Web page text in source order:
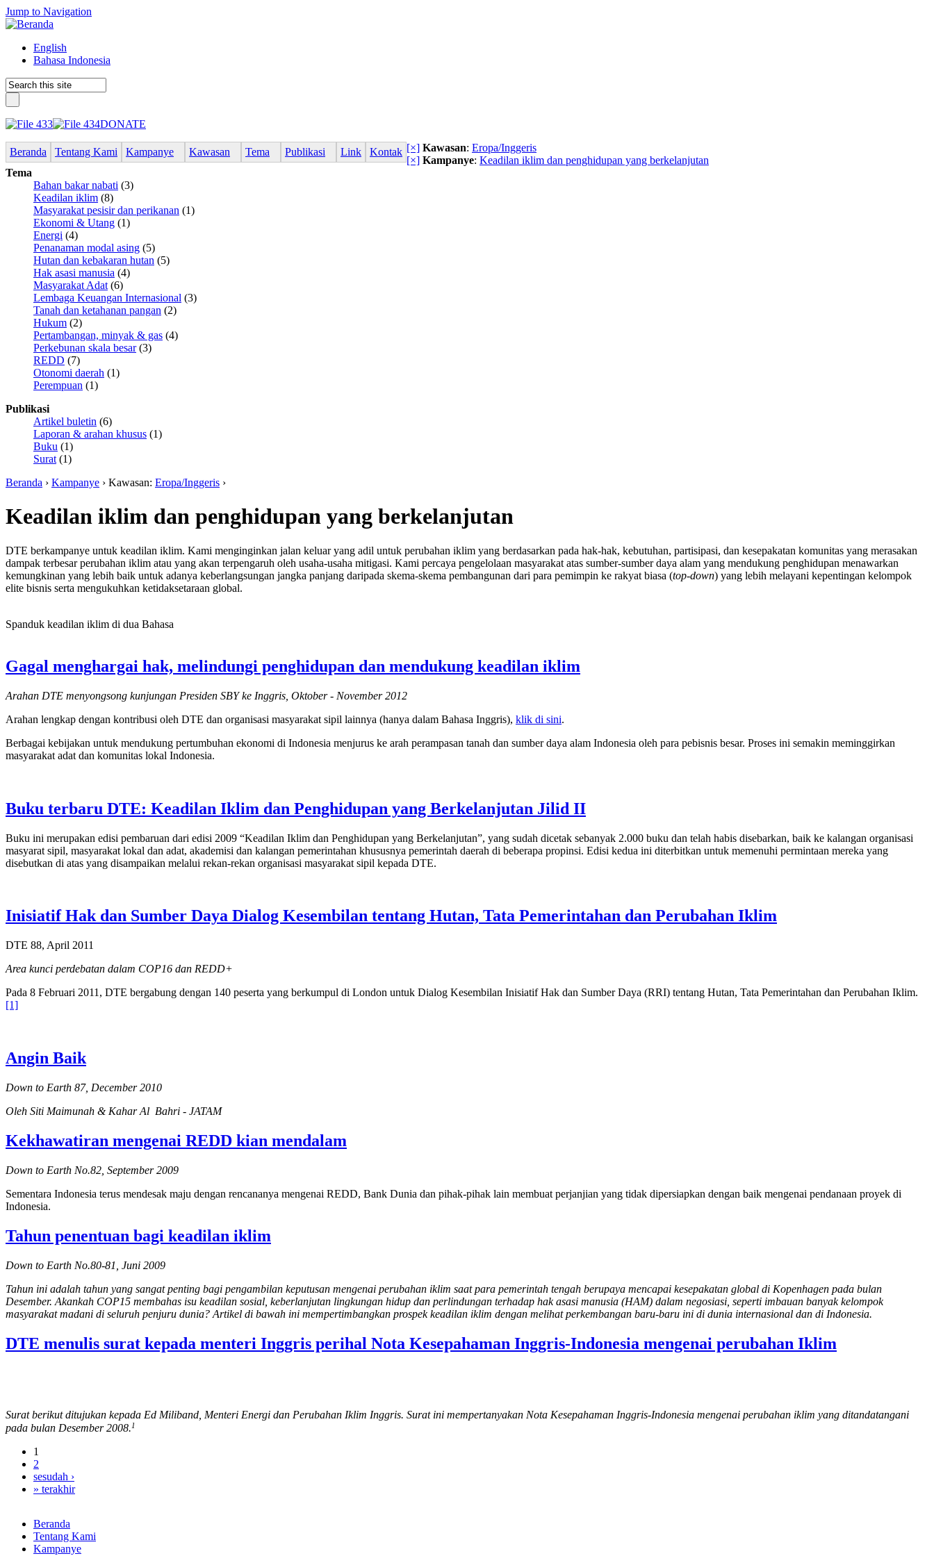
Jump to Navigation
English
Bahasa Indonesia
DONATE
Beranda Tentang Kami Kampanye Kawasan Tema Publikasi Link Kontak [×] Kawasan: Eropa/Inggeris
[×] Kampanye: Keadilan iklim dan penghidupan yang berkelanjutan
Tema
Bahan bakar nabati (3)
Keadilan iklim (8)
Masyarakat pesisir dan perikanan (1)
Ekonomi & Utang (1)
Energi (4)
Penanaman modal asing (5)
Hutan dan kebakaran hutan (5)
Hak asasi manusia (4)
Masyarakat Adat (6)
Lembaga Keuangan Internasional (3)
Tanah dan ketahanan pangan (2)
Hukum (2)
Pertambangan, minyak & gas (4)
Perkebunan skala besar(3)
REDD (7)
Otonomi daerah (1)
Perempuan (1)
Publikasi
Artikel buletin (6)
Laporan & arahan khusus (1)
Buku (1)
Surat (1)
Beranda › Kampanye › Kawasan: Eropa/Inggeris ›
Keadilan iklim dan penghidupan yang berkelanjutan
DTE berkampanye untuk keadilan iklim. Kami menginginkan jalan keluar yang adil untuk perubahan iklim yang berdasarkan pada hak-hak, kebutuhan, partisipasi, dan kesepakatan komunitas yang merasakan
dampak terbesar perubahan iklim atau yang akan terpengaruh oleh usaha-usaha mitigasi. Kami percaya pengelolaan masyarakat atas sumber-sumber daya alam yang mendukung penghidupan menawarkan
kemungkinan yang lebih baik untuk adanya keberlangsungan jangka panjang daripada skema-skema pembangunan dari para pemimpin ke rakyat biasa (top-down) yang lebih melayani kepentingan kelompok
elite bisnis serta mengukuhkan ketidaksetaraan global.
Spanduk keadilan iklim di dua Bahasa
Gagal menghargai hak, melindungi penghidupan dan mendukung keadilan iklim
Arahan DTE menyongsong kunjungan Presiden SBY ke Inggris, Oktober - November 2012
Arahan lengkap dengan kontribusi oleh DTE dan organisasi masyarakat sipil lainnya (hanya dalam Bahasa Inggris), klik di sini.
Berbagai kebijakan untuk mendukung pertumbuhan ekonomi di Indonesia menjurus ke arah perampasan tanah dan sumber daya alam Indonesia oleh para pebisnis besar. Proses ini semakin meminggirkan
masyarakat adat dan komunitas lokal Indonesia.
Buku terbaru DTE: Keadilan Iklim dan Penghidupan yang Berkelanjutan Jilid II
Buku ini merupakan edisi pembaruan dari edisi 2009 “Keadilan Iklim dan Penghidupan yang Berkelanjutan”, yang sudah dicetak sebanyak 2.000 buku dan telah habis disebarkan, baik ke kalangan organisasi
masyarat sipil, masyarakat lokal dan adat, akademisi dan kalangan pemerintahan khususnya pemerintah daerah di beberapa propinsi. Edisi kedua ini diterbitkan untuk memenuhi permintaan mereka yang
disebutkan di atas yang disampaikan melalui rekan-rekan organisasi masyarakat sipil kepada DTE.
Inisiatif Hak dan Sumber Daya Dialog Kesembilan tentang Hutan, Tata Pemerintahan dan Perubahan Iklim
DTE 88, April 2011
Area kunci perdebatan dalam COP16 dan REDD+
Pada 8 Februari 2011, DTE bergabung dengan 140 peserta yang berkumpul di London untuk Dialog Kesembilan Inisiatif Hak dan Sumber Daya (RRI) tentang Hutan, Tata Pemerintahan dan Perubahan Iklim.
[1]
Angin Baik
Down to Earth 87, December 2010
Oleh Siti Maimunah & Kahar Al Bahri - JATAM
Kekhawatiran mengenai REDD kian mendalam
Down to Earth No.82, September 2009
Sementara Indonesia terus mendesak maju dengan rencananya mengenai REDD, Bank Dunia dan pihak-pihak lain membuat perjanjian yang tidak dipersiapkan dengan baik mengenai pendanaan proyek di
Indonesia.
Tahun penentuan bagi keadilan iklim
Down to Earth No.80-81, Juni 2009
Tahun ini adalah tahun yang sangat penting bagi pengambilan keputusan mengenai perubahan iklim saat para pemerintah tengah berupaya mencapai kesepakatan global di Kopenhagen pada bulan
Desember. Akankah COP15 membahas isu keadilan sosial, keberlanjutan lingkungan hidup dan perlindungan terhadap hak asasi manusia (HAM) dalam negosiasi, seperti imbauan banyak kelompok
masyarakat madani di seluruh penjuru dunia? Artikel di bawah ini mempertimbangkan prospek keadilan iklim dengan melihat perkembangan baru-baru ini di dunia internasional dan di Indonesia.
DTE menulis surat kepada menteri Inggris perihal Nota Kesepahaman Inggris-Indonesia mengenai perubahan Iklim
Surat berikut ditujukan kepada Ed Miliband, Menteri Energi dan Perubahan Iklim Inggris. Surat ini mempertanyakan Nota Kesepahaman Inggris-Indonesia mengenai perubahan iklim yang ditandatangani
pada bulan Desember 2008.1
1
2
sesudah ›
» terakhir
Beranda
Tentang Kami
Kampanye